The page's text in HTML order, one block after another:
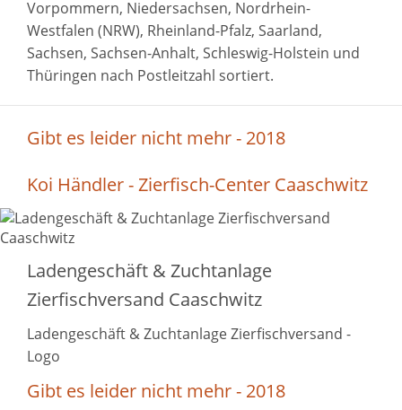
Vorpommern, Niedersachsen, Nordrhein-
Westfalen (NRW), Rheinland-Pfalz, Saarland,
Sachsen, Sachsen-Anhalt, Schleswig-Holstein und
Thüringen nach Postleitzahl sortiert.
Gibt es leider nicht mehr - 2018
Koi Händler - Zierfisch-Center Caaschwitz
Ladengeschäft & Zuchtanlage
Zierfischversand Caaschwitz
Ladengeschäft & Zuchtanlage Zierfischversand -
Logo
Gibt es leider nicht mehr - 2018